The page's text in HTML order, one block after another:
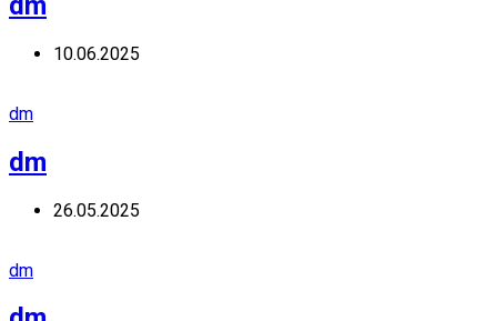
10.06.2025
dm
dm
26.05.2025
dm